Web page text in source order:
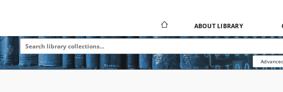
ABOUT LIBRARY